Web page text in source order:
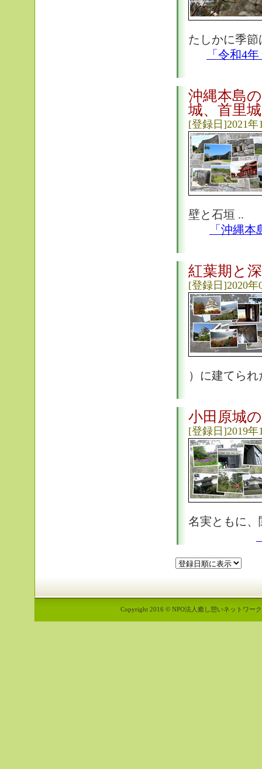
たしかに季
「令和4
沖縄本島
城、首里
[登録日]2021年
壁と石垣 ..
「沖縄
紅葉期と
[登録日]2020年
）に建てられ
小田原城
[登録日]2019年
名実ともに、
Copyright 2016 © NPO法人癒し憩いネットワー